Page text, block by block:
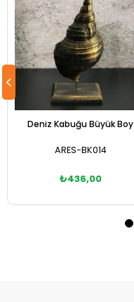
Deniz Kabuğu Büyük Boy
ARES-BK014
₺436,00